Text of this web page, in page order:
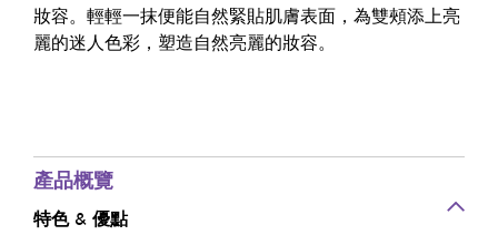
妝容。輕輕一抹便能自然緊貼肌膚表面，為雙頰添上亮
麗的迷人色彩，塑造自然亮麗的妝容。
產品概覽
特色 & 優點